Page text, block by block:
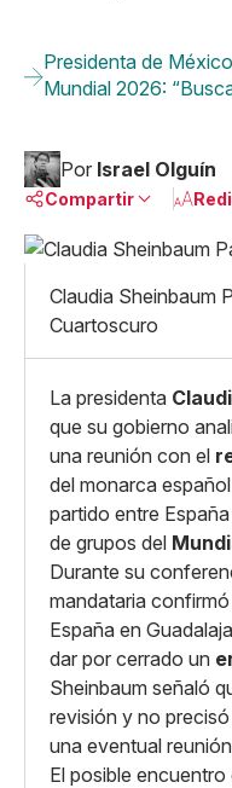
Presidenta de
Mundial 2026:
Por Israel Olguín
Compartir
Facebook
X
Copiar enlace
Claudia Sheinbaum
Cuartoscuro
La presidenta
que su gobierno
una reunión con el
del monarca
partido entre
de grupos del
Durante su
mandataria
España en
dar por cerrado un
Sheinbaum señaló
revisión y no
una eventual
El posible